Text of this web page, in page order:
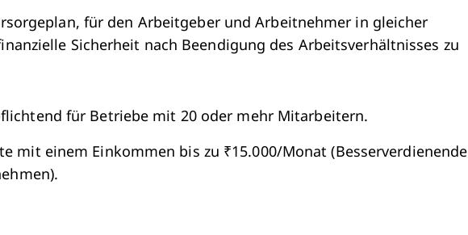
für den Arbeitgeber und Arbeitnehmer in gleicher
Sicherheit nach Beendigung des Arbeitsverhältnisses zu
für Betriebe mit 20 oder mehr Mitarbeitern.
mit einem Einkommen bis zu ₹15.000/Monat (Besserverdienende